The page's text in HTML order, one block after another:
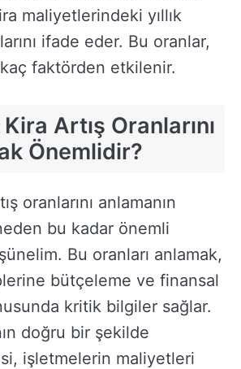
maliyetlerindeki yıllık
ifade eder. Bu oranlar,
faktörden etkilenir.
Artış Oranlarını
Önemlidir?
oranlarını anlamanın
bu kadar önemli
Bu oranları anlamak,
bütçeleme ve finansal
kritik bilgiler sağlar.
doğru bir şekilde
işletmelerin maliyetleri